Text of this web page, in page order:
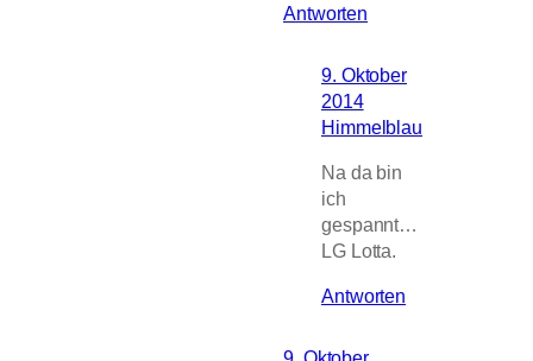
Antworten
9. Oktober
2014
Himmelblau
Na da bin
ich
gespannt…
LG Lotta.
Antworten